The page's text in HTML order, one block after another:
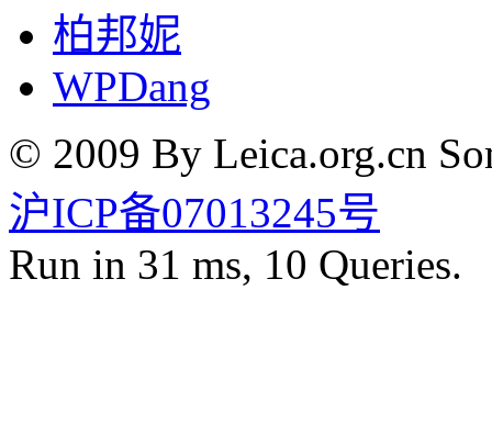
柏邦妮
WPDang
© 2009 By Leica.org.cn
沪ICP备07013245号
Run in 31 ms, 10 Queries.